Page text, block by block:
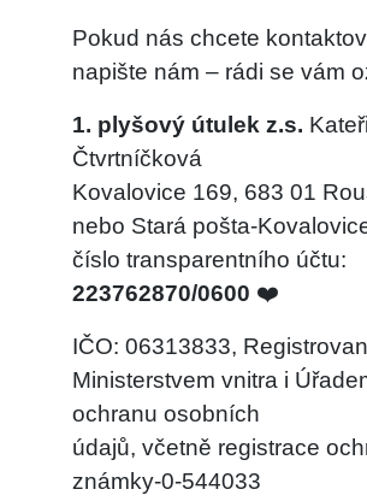
Pokud nás chcete
napište nám – rádi se vám
1. plyšový útulek z.s.
Čtvrtníčková
Kovalovice 169, 683 01
nebo Stará pošta-
číslo transparentního účtu:
223762870/0600 ❤️
IČO: 06313833,
Ministerstvem vnitra i
ochranu osobních
údajů, včetně registrace
známky-0-544033